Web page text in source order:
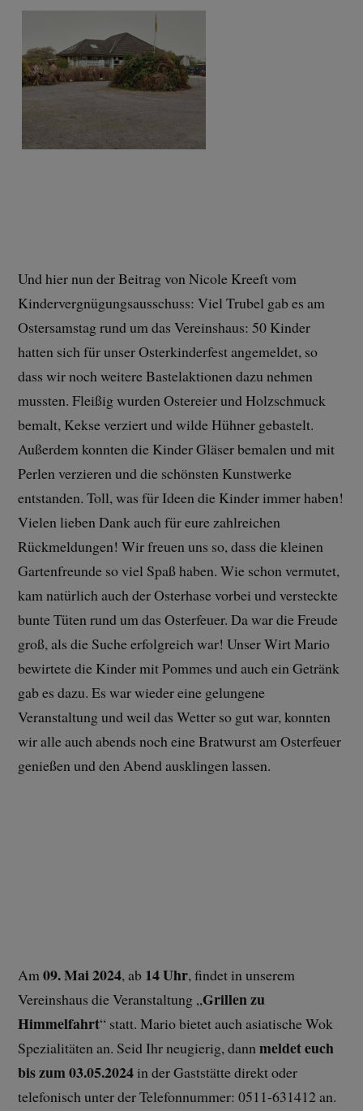
Und hier nun der Beitrag von Nicole Kreeft vom
Kindervergnügungsausschuss: Viel Trubel gab es am
Ostersamstag rund um das Vereinshaus: 50 Kinder
hatten sich für unser Osterkinderfest angemeldet, so
dass wir noch weitere Bastelaktionen dazu nehmen
mussten. Fleißig wurden Ostereier und Holzschmuck
bemalt, Kekse verziert und wilde Hühner gebastelt.
Außerdem konnten die Kinder Gläser bemalen und mit
Perlen verzieren und die schönsten Kunstwerke
entstanden. Toll, was für Ideen die Kinder immer haben!
Vielen lieben Dank auch für eure zahlreichen
Rückmeldungen! Wir freuen uns so, dass die kleinen
Gartenfreunde so viel Spaß haben. Wie schon vermutet,
kam natürlich auch der Osterhase vorbei und versteckte
bunte Tüten rund um das Osterfeuer. Da war die Freude
groß, als die Suche erfolgreich war! Unser Wirt Mario
bewirtete die Kinder mit Pommes und auch ein Getränk
gab es dazu. Es war wieder eine gelungene
Veranstaltung und weil das Wetter so gut war, konnten
wir alle auch abends noch eine Bratwurst am Osterfeuer
genießen und den Abend ausklingen lassen.
Am09. Mai 2024, ab 14 Uhr, findet in unserem
Vereinshaus die Veranstaltung „Grillen zu
Himmelfahrt“ statt. Mario bietet auch asiatische Wok
Spezialitäten an. Seid Ihr neugierig, dannmeldet euch
bis zum 03.05.2024 in der Gaststätte direkt oder
telefonisch unter der Telefonnummer: 0511-631412 an.